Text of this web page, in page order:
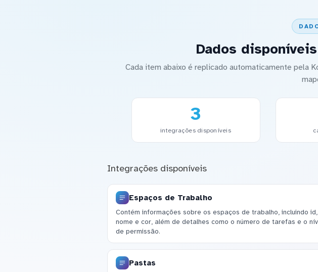
Dados
Cada item abaixo é replicado automaticamente pela
3
integrações disponíveis
Integrações disponíveis
Espaços de Trabalho
Contém informações sobre os espaços de trabalho, incluindo id,
nome e cor, além de detalhes como o número de tarefas e o
de permissão.
Pastas